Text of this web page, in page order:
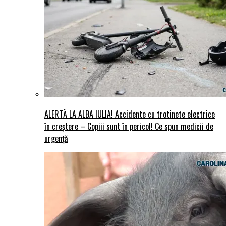
ALERTĂ LA ALBA IULIA! Accidente cu trotinete electrice
în creștere – Copiii sunt în pericol! Ce spun medicii de
urgență